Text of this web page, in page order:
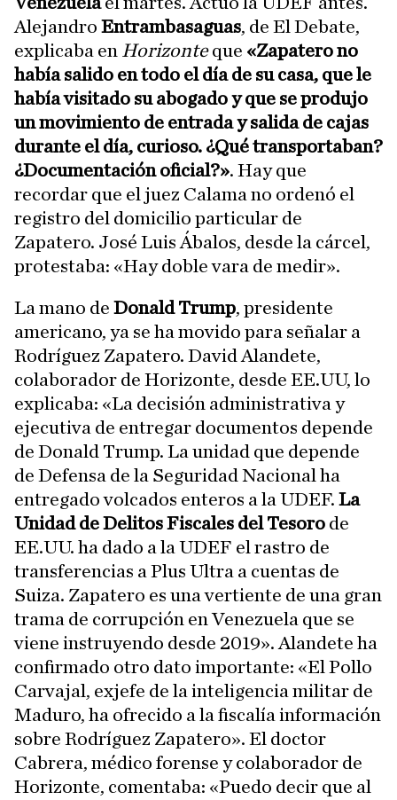
Alejandro Entrambasaguas, de El Debate,
explicaba en Horizonteque «Zapatero no
había salido en todo el día de su casa, que le
había visitado su abogado y que se produjo
un movimiento de entrada y salida de cajas
durante el día, curioso. ¿Qué transportaban?
¿Documentación oficial?». Hay que
recordar que el juez Calama no ordenó el
registro del domicilio particular de
Zapatero. José Luis Ábalos, desde la cárcel,
protestaba: «Hay doble vara de medir».
La mano de Donald Trump, presidente
americano, ya se ha movido para señalar a
Rodríguez Zapatero. David Alandete,
colaborador de Horizonte, desde EE.UU, lo
explicaba: «La decisión administrativa y
ejecutiva de entregar documentos depende
de Donald Trump. La unidad que depende
de Defensa de la Seguridad Nacional ha
entregado volcados enteros a la UDEF. La
Unidad de Delitos Fiscales del Tesoro de
EE.UU. ha dado a la UDEF el rastro de
transferencias a Plus Ultra a cuentas de
Suiza. Zapatero es una vertiente de una gran
trama de corrupción en Venezuela que se
viene instruyendo desde 2019». Alandete ha
confirmado otro dato importante: «El Pollo
Carvajal, exjefe de la inteligencia militar de
Maduro, ha ofrecido a la fiscalía información
sobre Rodríguez Zapatero». El doctor
Cabrera, médico forense y colaborador de
Horizonte, comentaba: «Puedo decir que al